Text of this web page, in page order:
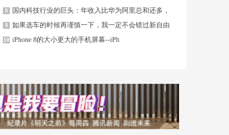
8 国内科技行业的巨头：年收入比华为阿里总和还多，
9 如果选车的时候再谨慎一下，我一定不会错过新自由
10 iPhone 8的大小更大的手机屏幕--iPh